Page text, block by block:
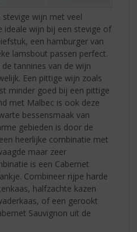
stevige wijn met veel
ideale wijn bij een stevige of
een hamburger van
lamsbout passen perfect.
tannines van de wijn
Een pittige wijn zoals
minder goed bij een pittige
met Malbec is ook deze
bessensmaak van
gebieden is door de
heerlijke combinatie met
maar zeer
is een Cabernet
Combineer rijpe harde
halfzachte kazen
of een gerookt
Sauvignon uit de